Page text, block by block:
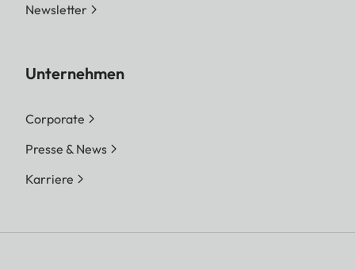
Newsletter
Unternehmen
Corporate
Presse & News
Karriere